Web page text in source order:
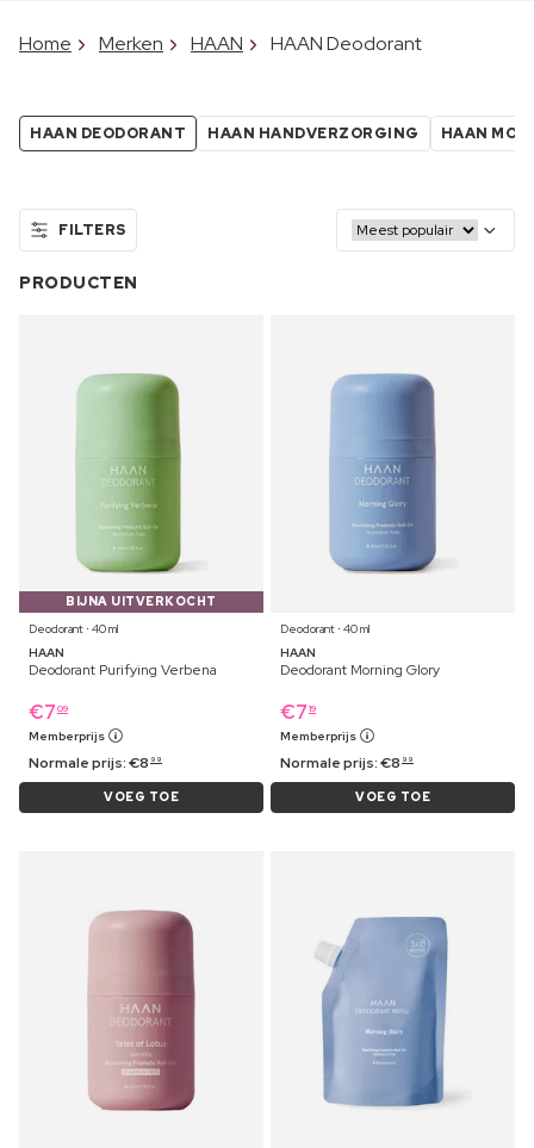
Home Merken HAAN HAAN Deodorant
HAAN DEODORANT HAAN HANDVERZORGING HAAN
FILTERS
PRODUCTEN
BIJNA UITVERKOCHT
Deodorant ⋅ 40 ml
HAAN
Deodorant Purifying Verbena
€7 09
Memberprijs
Normale prijs:€8 99
VOEG TOE
Deodorant ⋅ 40 ml
HAAN
Deodorant Morning Glory
€7 19
Memberprijs
Normale prijs:€8 99
VOEG TOE